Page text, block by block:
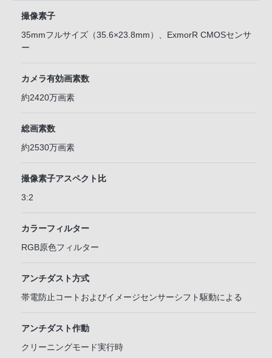
撮像素子
35mmフルサイズ（35.6×23.8mm）、ExmorR CMOSセンサ
ー
カメラ有効画素数
約2420万画素
総画素数
約2530万画素
撮像素子アスペクト比
3:2
カラーフィルター
RGB原色フィルター
アンチダスト方式
帯電防止コートおよびイメージセンサーシフト駆動による
アンチダスト作動
クリーニングモード実行時